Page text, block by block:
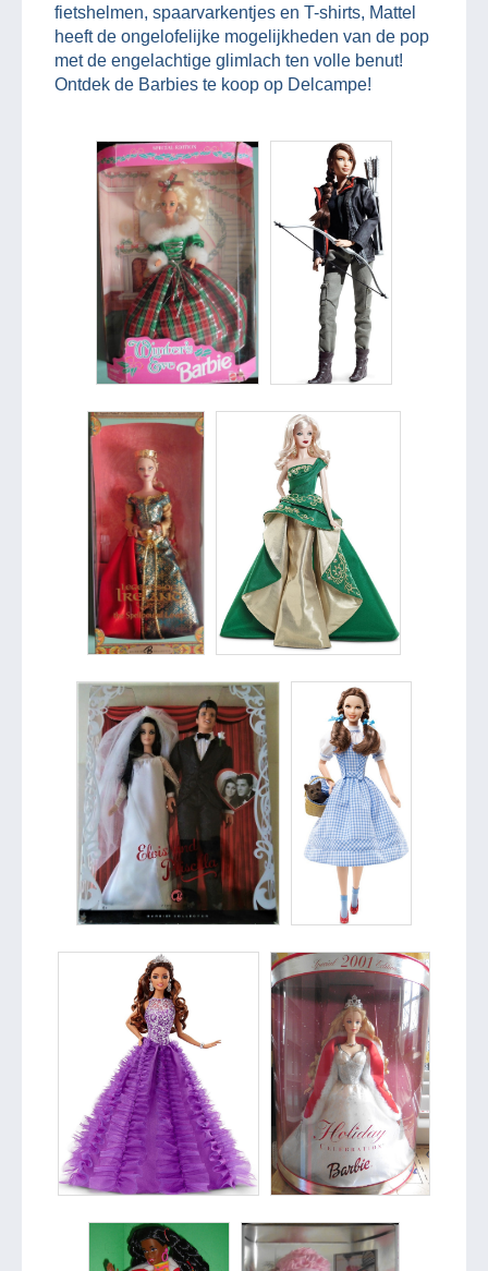
fietshelmen, spaarvarkentjes en T-shirts, Mattel
heeft de ongelofelijke mogelijkheden van de pop
met de engelachtige glimlach ten volle benut!
Ontdek de Barbies te koop op Delcampe!